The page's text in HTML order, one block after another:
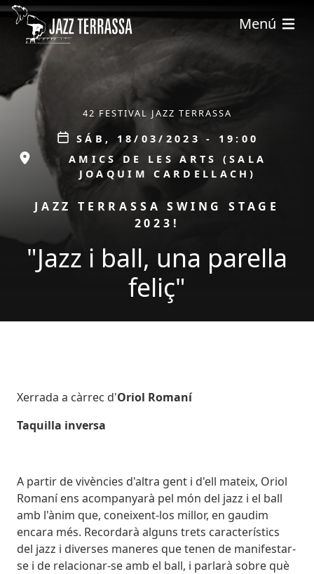
Pasar al contenido principal
Menú
ÀMBIT 42 FESTIVAL JAZZ TERRASSA
Data
SÁB, 18/03/2023 - 19:00
ESPAIAMICS DE LES ARTS (SALA
JOAQUIM CARDELLACH)
PROMOCIÓ
JAZZ TERRASSA SWING STAGE
2023!
"Jazz i ball, una parella
feliç"
Body
Xerrada a càrrec d'Oriol Romaní
Taquilla inversa
A partir de vivències d'altra gent i d'ell mateix, Oriol
Romaní ens acompanyarà pel món del jazz i el ball
amb l'ànim que, coneixent-los millor, en gaudim
encara més. Recordarà alguns trets característics
del jazz i diverses maneres que tenen de manifestar-
se i de relacionar-se amb el ball, i parlarà sobre què